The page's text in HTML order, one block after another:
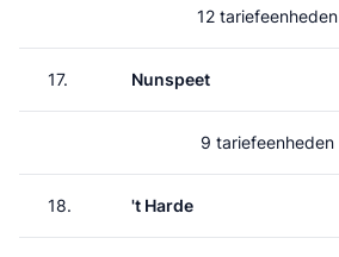
12 tariefeenheden
17. Nunspeet
9 tariefeenheden
18. 't Harde